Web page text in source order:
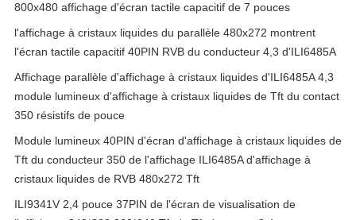
800x480 affichage d'écran tactile capacitif de 7 pouces
l'affichage à cristaux liquides du parallèle 480x272 montrent
l'écran tactile capacitif 40PIN RVB du conducteur 4,3 d'ILI6485A
Affichage parallèle d'affichage à cristaux liquides d'ILI6485A 4,3
module lumineux d'affichage à cristaux liquides de Tft du contact
350 résistifs de pouce
Module lumineux 40PIN d'écran d'affichage à cristaux liquides de
Tft du conducteur 350 de l'affichage ILI6485A d'affichage à
cristaux liquides de RVB 480x272 Tft
ILI9341V 2,4 pouce 37PIN de l'écran de visualisation de